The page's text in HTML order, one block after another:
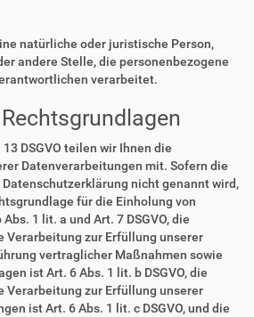
natürliche oder juristische Person,
andere Stelle, die personenbezogene
verarbeitet.
DSGVO teilen wir Ihnen die
Datenverarbeitungen mit. Sofern die
nicht genannt wird,
für die Einholung von
1 lit. a und Art. 7 DSGVO, die
Verarbeitung zur Erfüllung unserer
vertraglicher Maßnahmen sowie
ist Art. 6 Abs. 1 lit. b DSGVO, die
Verarbeitung zur Erfüllung unserer
ist Art. 6 Abs. 1 lit. c DSGVO, und die